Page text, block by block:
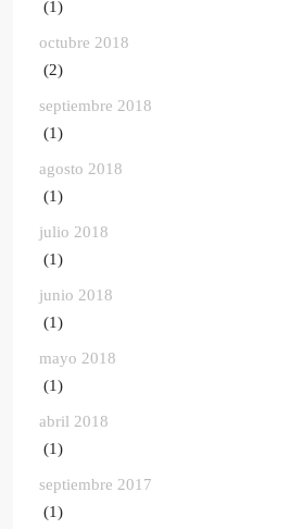
(1)
octubre 2018
(2)
septiembre 2018
(1)
agosto 2018
(1)
julio 2018
(1)
junio 2018
(1)
mayo 2018
(1)
abril 2018
(1)
septiembre 2017
(1)